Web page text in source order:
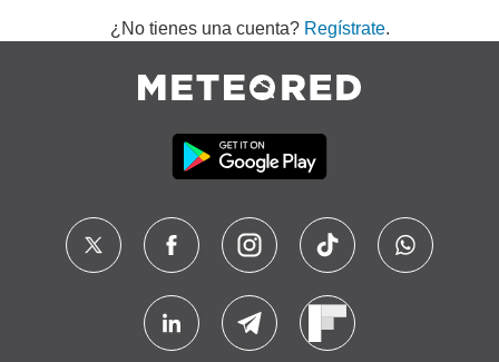
¿No tienes una cuenta? Regístrate.